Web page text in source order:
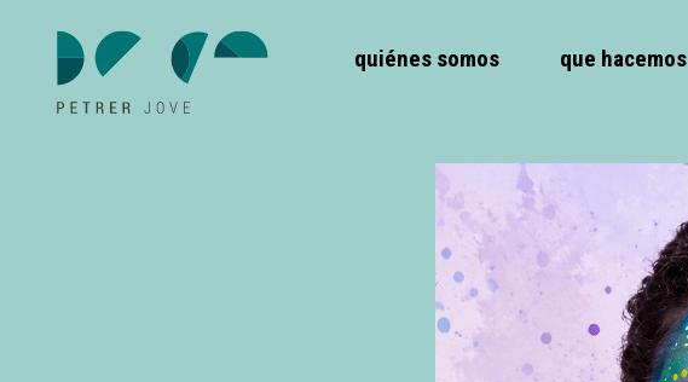
quiénes somos que hacemos